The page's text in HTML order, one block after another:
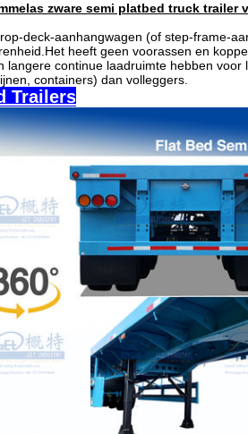
zware semi platbed truck trailer
deck-aanhangwagen (of step-frame-
heeft geen voorassen en
continue laadruimte hebben voor
containers) dan volleggers.
Trailers